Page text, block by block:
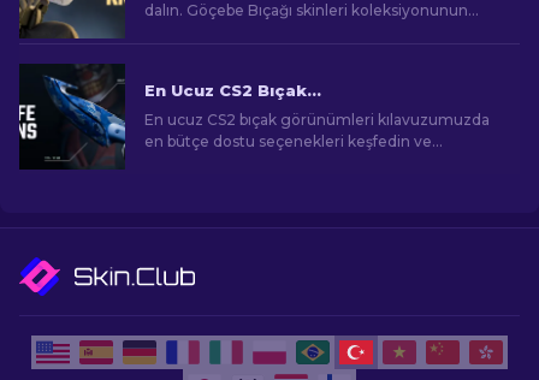
dalın. Göçebe Bıçağı skinleri koleksiyonunun
En Ucuz CS2 Bıçak Görünümleri [2026]
En ucuz CS2 bıçak görünümleri kılavuzumuzda
en bütçe dostu seçenekleri keşfedin ve